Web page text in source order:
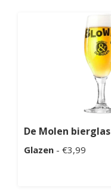
De Molen bierglas
Glazen - €3,99